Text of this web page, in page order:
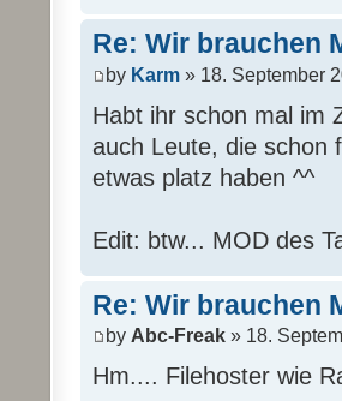
Re: Wir brauchen
by Karm » 18. September
Habt ihr schon mal im
auch Leute, die schon
etwas platz haben ^^
Edit: btw... MOD des
Re: Wir brauchen
by Abc-Freak » 18.
Hm.... Filehoster wie